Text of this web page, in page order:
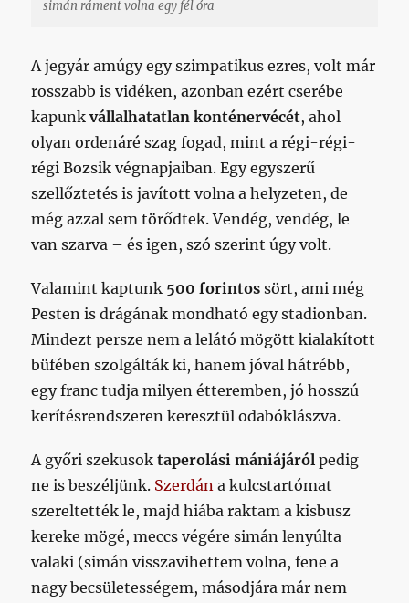
simán ráment volna egy fél óra
A jegyár amúgy egy szimpatikus ezres, volt már
rosszabb is vidéken, azonban ezért cserébe
kapunkvállalhatatlan konténervécét, ahol
olyan ordenáré szag fogad, mint a régi-régi-
régi Bozsik végnapjaiban. Egy egyszerű
szellőztetés is javított volna a helyzeten, de
még azzal sem törődtek. Vendég, vendég, le
van szarva – és igen, szó szerint úgy volt.
Valamint kaptunk 500 forintos sört, ami még
Pesten is drágának mondható egy stadionban.
Mindezt persze nem a lelátó mögött kialakított
büfében szolgálták ki, hanem jóval hátrébb,
egy franc tudja milyen étteremben, jó hosszú
kerítésrendszeren keresztül odabóklászva.
A győri szekusoktaperolási mániájáról pedig
ne is beszéljünk. Szerdán a kulcstartómat
szereltették le, majd hiába raktam a kisbusz
kereke mögé, meccs végére simán lenyúlta
valaki (simán visszavihettem volna, fene a
nagy becsületességem, másodjára már nem